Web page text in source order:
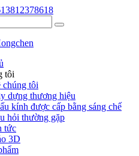
tôi
chúng tôi
dựng thương hiệu
kính được cấp bằng sáng chế
hỏi thường gặp
tức
3D